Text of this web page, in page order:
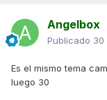
Angelbox
Publicado 30
Es el mismo tema
luego 30